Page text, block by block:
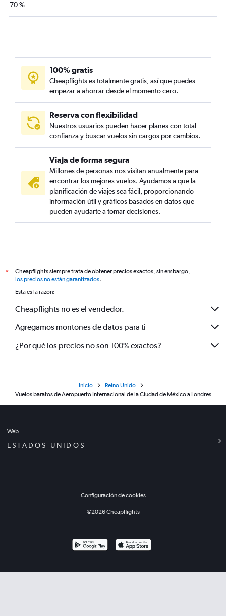
70 %
100% gratis
Cheapflights es totalmente gratis, así que puedes
empezar a ahorrar desde el momento cero.
Reserva con flexibilidad
Nuestros usuarios pueden hacer planes con total
confianza y buscar vuelos sin cargos por cambios.
Viaja de forma segura
Millones de personas nos visitan anualmente para
encontrar los mejores vuelos. Ayudamos a que la
planificación de viajes sea fácil, proporcionando
información útil y gráficos basados en datos que
pueden ayudarte a tomar decisiones.
*
Cheapflights siempre trata de obtener precios exactos, sin embargo,
los precios no están garantizados.
Esta es la razón:
Cheapflights no es el vendedor.
Agregamos montones de datos para ti
¿Por qué los precios no son 100% exactos?
Inicio
Reino Unido
Vuelos baratos de Aeropuerto Internacional de la Ciudad de México a Londres
Web
ESTADOS UNIDOS
Configuración de cookies
©2026Cheapflights